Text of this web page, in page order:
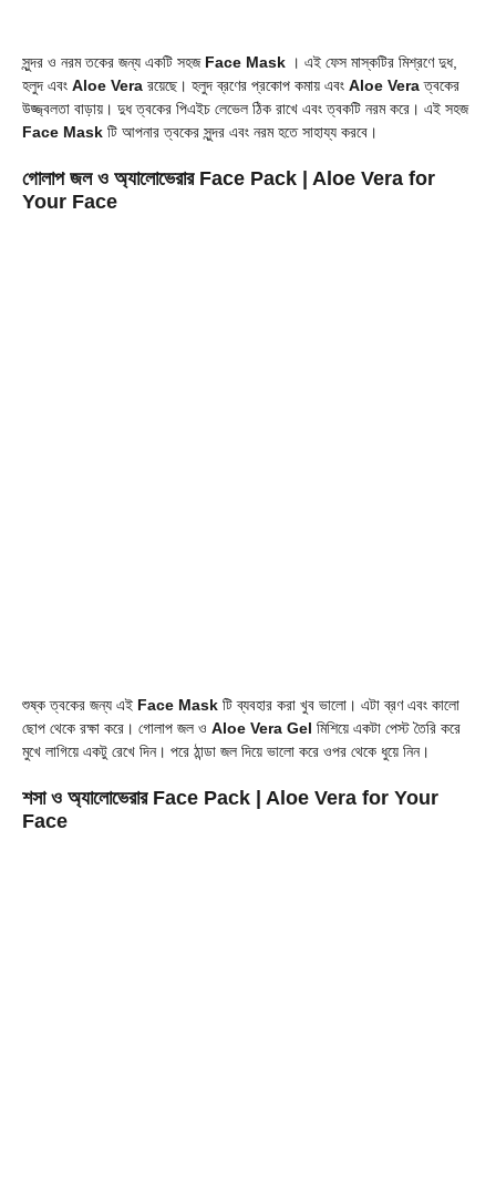
সুন্দর ও নরম তকের জন্য একটি সহজ Face Mask । এই ফেস মাস্কটির মিশ্রণে দুধ,
হলুদ এবং Aloe Vera রয়েছে। হলুদ ব্রণের প্রকোপ কমায় এবং Aloe Veraত্বকের
উজ্জ্বলতা বাড়ায়। দুধ ত্বকের পিএইচ লেভেল ঠিক রাখে এবং ত্বকটি নরম করে। এই সহজ
Face Mask টি আপনার ত্বকের সুন্দর এবং নরম হতে সাহায্য করবে।
গোলাপ জল ও অ্যালোভেরার Face Pack | Aloe Vera for
Your Face
শুষ্ক ত্বকের জন্য এই Face Mask টি ব্যবহার করা খুব ভালো। এটা ব্রণ এবং কালো
ছোপ থেকে রক্ষা করে। গোলাপ জল ও Aloe Vera Gel মিশিয়ে একটা পেস্ট তৈরি করে
মুখে লাগিয়ে একটু রেখে দিন। পরে ঠান্ডা জল দিয়ে ভালো করে ওপর থেকে ধুয়ে নিন।
শসা ও অ্যালোভেরার Face Pack | Aloe Vera for Your
Face